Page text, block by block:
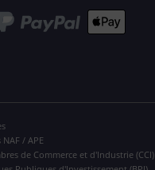
/ APE
de Commerce et d'Industrie (CCI)